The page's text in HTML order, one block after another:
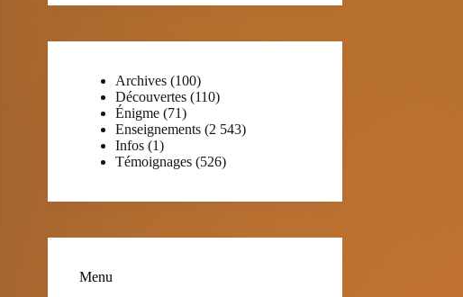
Archives (100)
Découvertes (110)
Énigme (71)
Enseignements (2 543)
Infos (1)
Témoignages (526)
Menu